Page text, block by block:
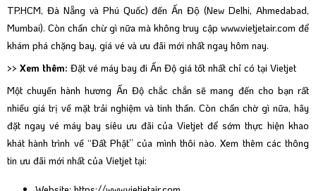
TP.HCM, Đà Nẵng và Phú Quốc) đến Ấn Độ (New Delhi, Ahmedabad,
Mumbai). Còn chần chừ gì nữa mà không truy cập www.vietjetair.com để
khám phá chặng bay, giá vé và ưu đãi mới nhất ngay hôm nay.
>> Xem thêm: Đặt vé máy bay đi Ấn Độ giá tốt nhất chỉ có tại Vietjet
Một chuyến hành hương Ấn Độ chắc chắn sẽ mang đến cho bạn rất
nhiều giá trị về mặt trải nghiệm và tinh thần. Còn chần chờ gì nữa, hãy
đặt ngay vé máy bay siêu ưu đãi của Vietjet để sớm thực hiện khao
khát hành trình về “Đất Phật” của mình thôi nào. Xem thêm các thông
tin ưu đãi mới nhất của Vietjet tại: